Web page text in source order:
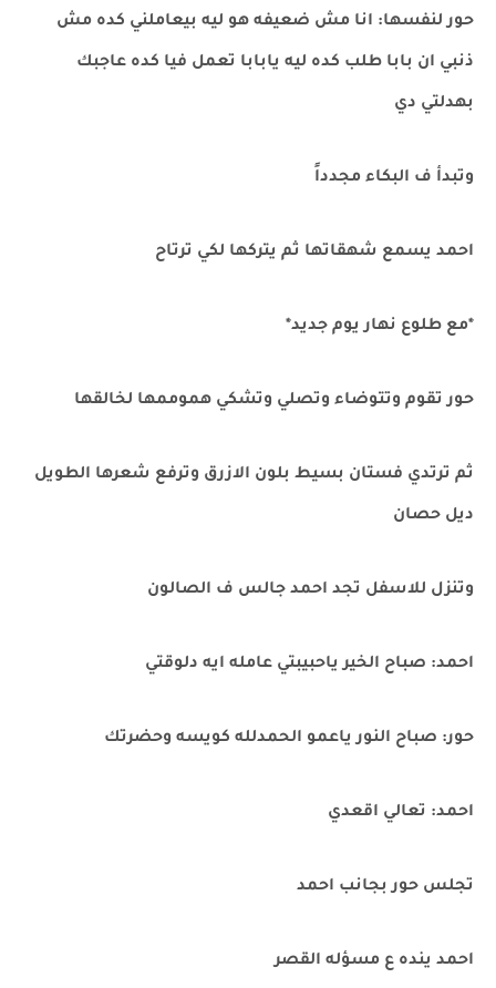
حور لنفسها: انا مش ضعيفه هو ليه بيعاملني كده مش
ذنبي ان بابا طلب كده ليه يابابا تعمل فيا كده عاجبك
بهدلتي دي
وتبدأ ف البكاء مجدداً
احمد يسمع شهقاتها ثم يتركها لكي ترتاح
*مع طلوع نهار يوم جديد*
حور تقوم وتتوضاء وتصلي وتشكي هموممها لخالقها
ثم ترتدي فستان بسيط بلون الازرق وترفع شعرها الطويل
ديل حصان
وتنزل للاسفل تجد احمد جالس ف الصالون
احمد: صباح الخير ياحبيبتي عامله ايه دلوقتي
حور: صباح النور ياعمو الحمدلله كويسه وحضرتك
احمد: تعالي اقعدي
تجلس حور بجانب احمد
احمد ينده ع مسؤله القصر